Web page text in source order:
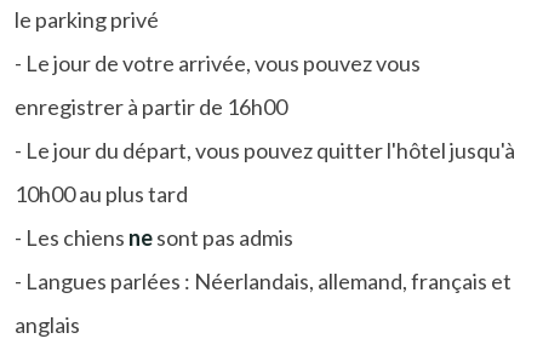
le parking privé
- Le jour de votre arrivée, vous pouvez vous
enregistrer à partir de 16h00
- Le jour du départ, vous pouvez quitter l'hôtel jusqu'à
10h00 au plus tard
- Les chiens nesont pas admis
- Langues parlées : Néerlandais, allemand, français et
anglais